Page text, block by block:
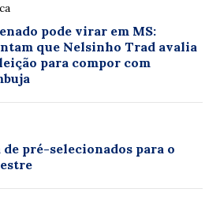
pode virar em MS:
que Nelsinho Trad avalia
para compor com
pré-selecionados para o